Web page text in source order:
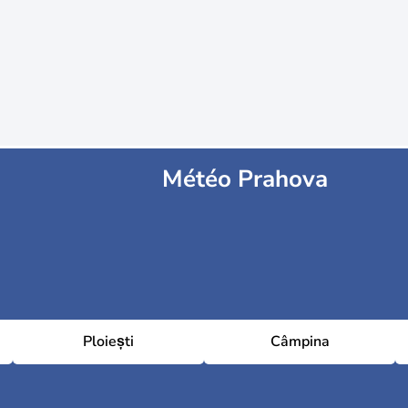
Météo Prahova
Ploiești Câmpina